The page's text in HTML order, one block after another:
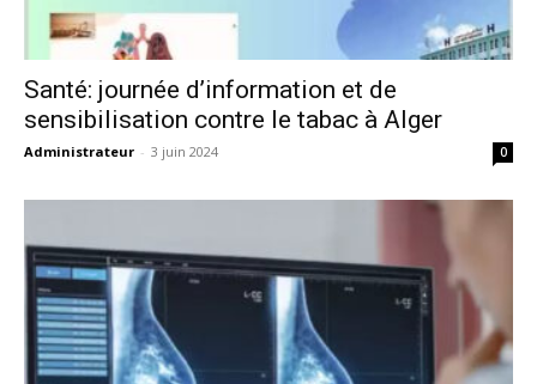
Santé: journée d’information et de
sensibilisation contre le tabac à Alger
Administrateur - 3 juin 2024 0